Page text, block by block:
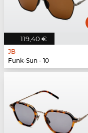
119,40 €
JB
Funk-Sun - 10